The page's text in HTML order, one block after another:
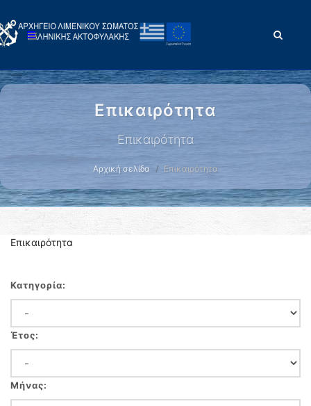
Επικαιρότητα
Επικαιρότητα
Αρχική σελίδα Επικαιρότητα
Επικαιρότητα
Κατηγορία:
Έτος:
Μήνας: